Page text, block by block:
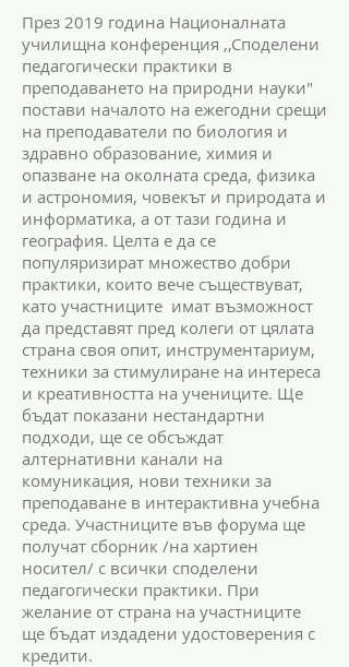
През 2019 година Националната
училищна конференция ,,Споделени
педагогически практики в
преподаването на природни науки"
постави началото на ежегодни срещи
на преподаватели по биология и
здравно образование, химия и
опазване на околната среда, физика
и астрономия, човекът и природата и
информатика, а от тази година и
география. Целта е да се
популяризират множество добри
практики, които вече съществуват,
като участниците имат възможност
да представят пред колеги от цялата
страна своя опит, инструментариум,
техники за стимулиране на интереса
и креативността на учениците. Ще
бъдат показани нестандартни
подходи, ще се обсъждат
алтернативни канали на
комуникация, нови техники за
преподаване в интерактивна учебна
среда. Участниците във форума ще
получат сборник /на хартиен
носител/ с всички споделени
педагогически практики. При
желание от страна на участниците
ще бъдат издадени удостоверения с
кредити.